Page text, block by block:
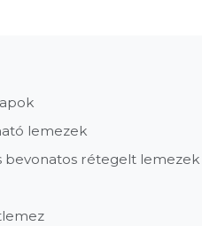
lemezek
bevonatos rétegelt lemezek